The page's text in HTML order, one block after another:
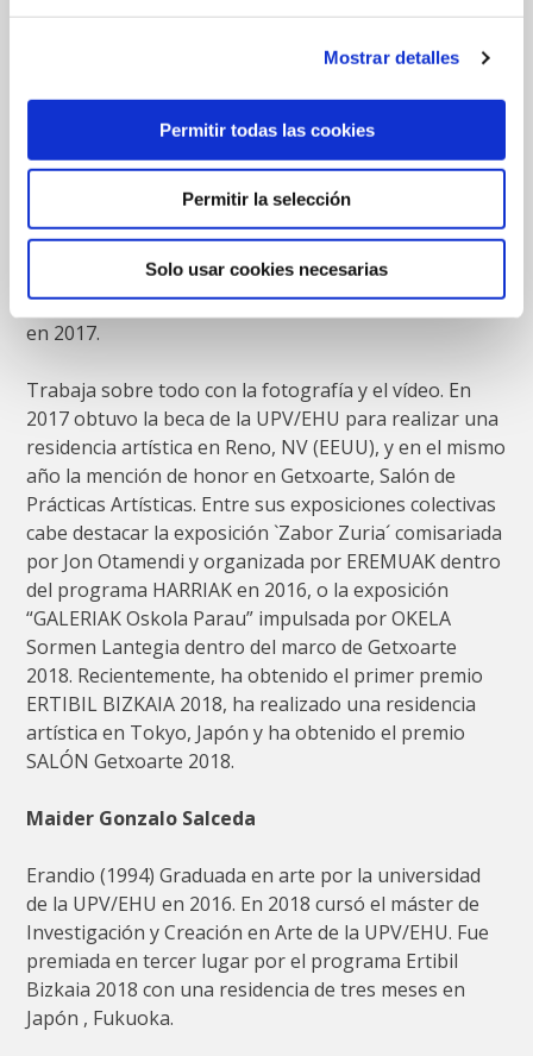
Mostrar detalles
Permitir todas las cookies
Permitir la selección
Solo usar cookies necesarias
Biografías de las artistas
Maria Muriedas Diez
Esta artista de Mungia (1994) se graduó en Bellas
Artes por la Universidad del Pais Vasco en 2016 y
obtuvo el master de Arte contemporáneo,
Tecnológico y Performativo en la misma universidad
en 2017.
Trabaja sobre todo con la fotografía y el vídeo. En
2017 obtuvo la beca de la UPV/EHU para realizar una
residencia artística en Reno, NV (EEUU), y en el mismo
año la mención de honor en Getxoarte, Salón de
Prácticas Artísticas. Entre sus exposiciones colectivas
cabe destacar la exposición `Zabor Zuria´ comisariada
por Jon Otamendi y organizada por EREMUAK dentro
del programa HARRIAK en 2016, o la exposición
“GALERIAK Oskola Parau” impulsada por OKELA
Sormen Lantegia dentro del marco de Getxoarte
2018. Recientemente, ha obtenido el primer premio
ERTIBIL BIZKAIA 2018, ha realizado una residencia
artística en Tokyo, Japón y ha obtenido el premio
SALÓN Getxoarte 2018.
Maider Gonzalo Salceda
Erandio (1994) Graduada en arte por la universidad
de la UPV/EHU en 2016. En 2018 cursó el máster de
Investigación y Creación en Arte de la UPV/EHU. Fue
premiada en tercer lugar por el programa Ertibil
Bizkaia 2018 con una residencia de tres meses en
Japón , Fukuoka.